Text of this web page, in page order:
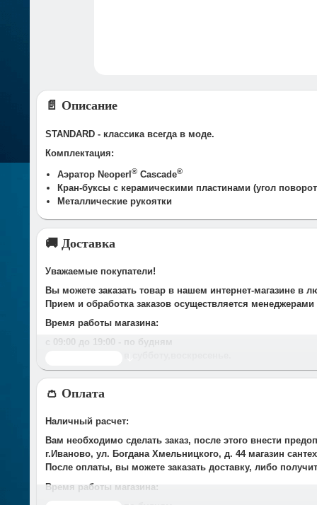
📄 Описание
STANDARD - классика всегда в моде.
Комплектация:
Аэратор Neoperl ®Cascade®
Кран-буксы с керамическими пластинами (угол
Металлические рукоятки
🚚 Доставка
Уважаемые покупатели!
Вы можете заказать товар в нашем интернет-магазине в
Прием и обработка заказов осуществляется менеджерами
Время работы магазина:
с 09:00 дo 19:00
- по будням
Срок доставки оговаривается при подтверждении заказа.
У компании есть служба доставки, дополнительно мы
Стоимость доставки до Вашего подъезда в г.Иваново
*Доставка осуществляется до подъезда. Разгрузка товара
👛 Оплата
Наличный расчет:
Вам необходимо сделать заказ, после этого внести
г.Иваново, ул. Богдана Хмельницкого, д. 44 магазин
После оплаты, вы можете заказать доставку, либо
Время работы магазина: